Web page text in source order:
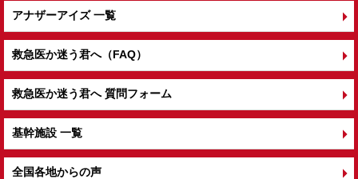
アナザーアイズ 一覧
救急医か迷う君へ（FAQ）
救急医か迷う君へ 質問フォーム
基幹施設 一覧
全国各地からの声